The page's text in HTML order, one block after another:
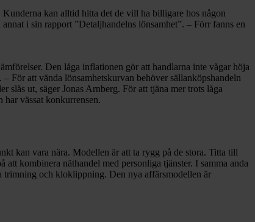
Kunderna kan alltid hitta det de vill ha billigare hos någon
i sin rapport ”Detaljhandelns lönsamhet”. – Förr fanns en
Den låga inflationen gör att handlarna inte vågar höja
För att vända lönsamhetskurvan behöver sällanköpshandeln
slås ut, säger Jonas Arnberg. För att tjäna mer trots låga
vässat konkurrensen.
kan vara nära. Modellen är att ta rygg på de stora. Titta till
kombinera näthandel med personliga tjänster. I samma anda
och kloklippning. Den nya affärsmodellen är